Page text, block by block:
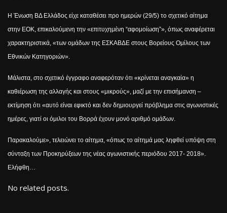
Η Ένωση ΒΔ Ελλάδος είχε καταθέσει προ ημερών (29/5) το σχετικό αίτημα
στην ΕΟΚ, επικαλούμενη την «επιτυχημένη “αφομοίωση”», όπως αναφέρεται
χαρακτηριστικά, «των ομάδων της ΕΣΚΑΒΔΕ στους Βορείους Ομίλους των
Εθνικών Κατηγοριών».
Μάλιστα, στο σχετικό έγγραφο αναφερόταν ότι «κρίνεται αναγκαία» η
καθιέρωση της αλλαγής και στους «μικρούς», μαζί με την επισήμανση –
εκτίμηση ότι «αυτό είναι εφικτό και δεν δημιουργεί πρόβλημα στις αγωνιστικές
ημέρες, γιατί οι όμιλοι του Βορρά έχουν μονό αριθμό ομάδων.
Παρακαλούμε», τελειώνει το αίτημα, «όπως το αίτημά μας ληφθεί υπόψη στη
σύνταξη των Προκηρύξεων της νέας αγωνιστικής περιόδου 2017- 2018».
Ελήφθη…
No related posts.